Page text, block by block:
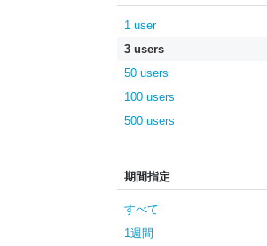
1 user
3 users
50 users
100 users
500 users
期間指定
すべて
1週間